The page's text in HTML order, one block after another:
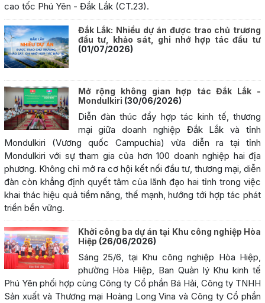
cao tốc Phú Yên - Đắk Lắk (CT.23).
Đắk Lắk: Nhiều dự án được trao chủ trương
đầu tư, khảo sát, ghi nhớ hợp tác đầu tư
(01/07/2026)
Mở rộng không gian hợp tác Đắk Lắk -
Mondulkiri (30/06/2026)
Diễn đàn thúc đẩy hợp tác kinh tế, thương
mại giữa doanh nghiệp Đắk Lắk và tỉnh
Mondulkiri (Vương quốc Campuchia) vừa diễn ra tại tỉnh
Mondulkiri với sự tham gia của hơn 100 doanh nghiệp hai địa
phương. Không chỉ mở ra cơ hội kết nối đầu tư, thương mại, diễn
đàn còn khẳng định quyết tâm của lãnh đạo hai tỉnh trong việc
khai thác hiệu quả tiềm năng, thế mạnh, hướng tới hợp tác phát
triển bền vững.
Khởi công ba dự án tại Khu công nghiệp Hòa
Hiệp (26/06/2026)
Sáng 25/6, tại Khu công nghiệp Hòa Hiệp,
phường Hòa Hiệp, Ban Quản lý Khu kinh tế
Phú Yên phối hợp cùng Công ty Cổ phần Bá Hải, Công ty TNHH
Sản xuất và Thương mại Hoàng Long Vina và Công ty Cổ phần